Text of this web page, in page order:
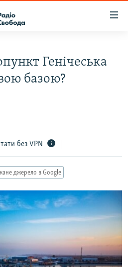
Генічеська
базою?
без VPN
джерело в Google